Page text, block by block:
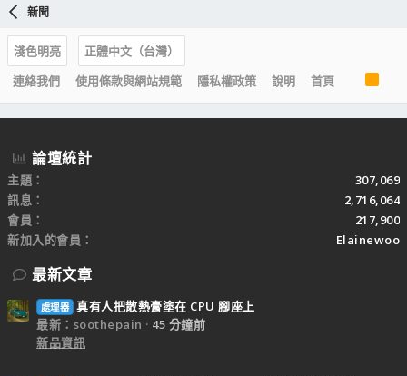
新聞
淺色明亮
正體中文（台灣）
連絡我們
使用條款與網站規範 隱私權政策 說明 首頁
R
S
S
論壇統計
主題
307,069
訊息
2,716,064
會員
217,900
新加入的會員
Elainewoo
最新文章
處理器 真有人把散熱膏塗在 CPU 腳座上
最新：soothepain
45 分鐘前
新品資訊